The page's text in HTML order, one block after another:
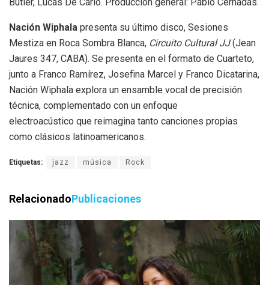
Nación Wiphala presenta su último disco, Sesiones
Mestiza en Roca Sombra Blanca, Circuito Cultural JJ(Jean
Jaures 347, CABA). Se presenta en el formato de Cuarteto,
junto a Franco Ramírez, Josefina Marcel y Franco Dicatarina,
Nación Wiphala explora un ensamble vocal de precisión
técnica, complementado con un enfoque
electroacústico que reimagina tanto canciones propias
como clásicos latinoamericanos.
Etiquetas: jazz música Rock
RelacionadoPublicaciones